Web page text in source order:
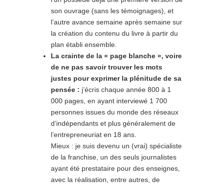
son ouvrage (sans les témoignages), et
l’autre avance semaine après semaine sur
la création du contenu du livre à partir du
plan établi ensemble.
La crainte de la « page blanche », voire
de ne pas savoir trouver les mots
justes pour exprimer la plénitude de sa
pensée : j’écris chaque année 800 à 1
000 pages, en ayant interviewé 1 700
personnes issues du monde des réseaux
d’indépendants et plus généralement de
l’entrepreneuriat en 18 ans.
Mieux : je suis devenu un (vrai) spécialiste
de la franchise, un des seuls journalistes
ayant été prestataire pour des enseignes,
avec la réalisation, entre autres, de